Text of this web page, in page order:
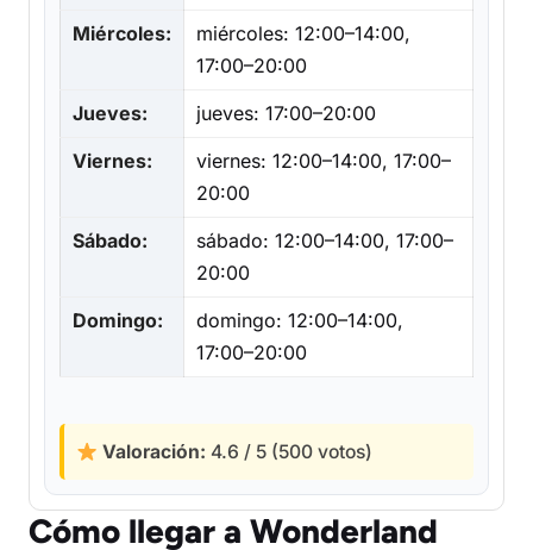
Miércoles:
miércoles: 12:00–14:00,
17:00–20:00
Jueves:
jueves: 17:00–20:00
Viernes:
viernes: 12:00–14:00, 17:00–
20:00
Sábado:
sábado: 12:00–14:00, 17:00–
20:00
Domingo:
domingo: 12:00–14:00,
17:00–20:00
Valoración: 4.6 / 5 (500 votos)
Cómo llegar a Wonderland